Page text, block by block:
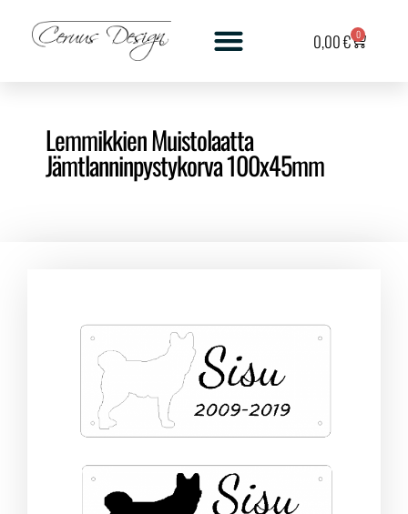
0,00€ 0
Lemmikkien Muistolaatta
Jämtlanninpystykorva 100x45mm